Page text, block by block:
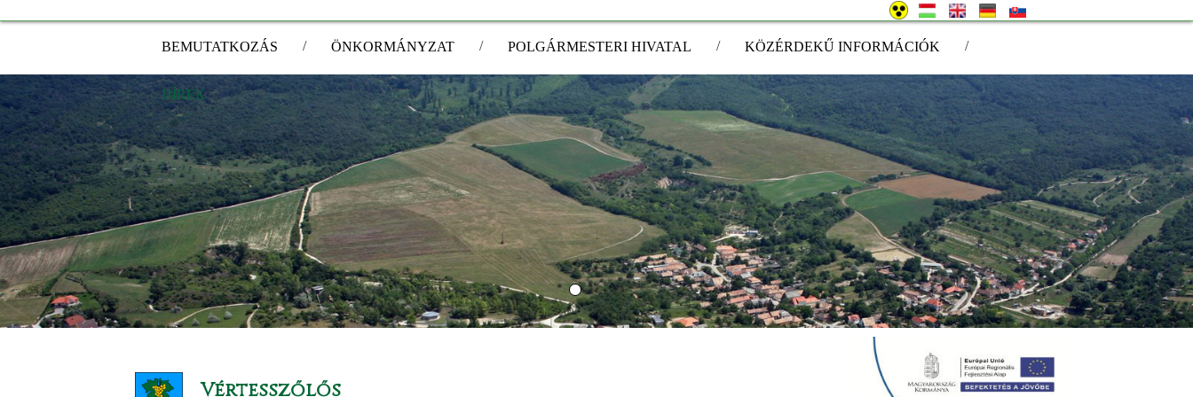
BEMUTATKOZÁS / ÖNKORMÁNYZAT / POLGÁRMESTERI HIVATAL / KÖZÉRDEKŰ INFORMÁCIÓK /
HÍREK
Vértesszőlős